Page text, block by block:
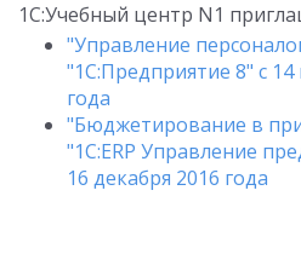
1С:Учебный центр N1
"Управление
"1С:Предприятие 8" с 14
года
"Бюджетирование в
"1С:ERP Управление
16 декабря 2016 года